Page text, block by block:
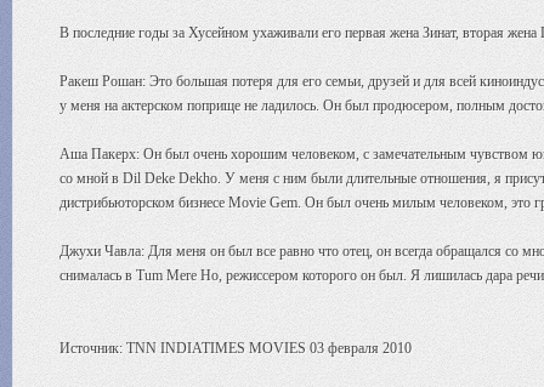
В последние годы за Хусейном ухаживали его первая жена Зинат, вторая
Ракеш Рошан: Это большая потеря для его семьи, друзей и для всей
у меня на актерском поприще не ладилось. Он был продюсером, полным
Аша Пакерх: Он был очень хорошим человеком, с замечательным чувством
со мной в Dil Deke Dekho. У меня с ним были длительные отношения, я
дистрибьюторском бизнесе Movie Gem. Он был очень милым человеком, это
Джухи Чавла: Для меня он был все равно что отец, он всегда обращался со
снималась в Tum Mere Ho, режиссером которого он был. Я лишилась дара
Источник: TNN INDIATIMES MOVIES 03 февраля 2010